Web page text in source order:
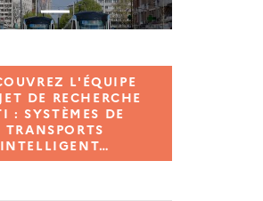
L'ÉQUIPE
DE RECHERCHE
: SYSTÈMES DE
TRANSPORTS
INTELLIGENT…